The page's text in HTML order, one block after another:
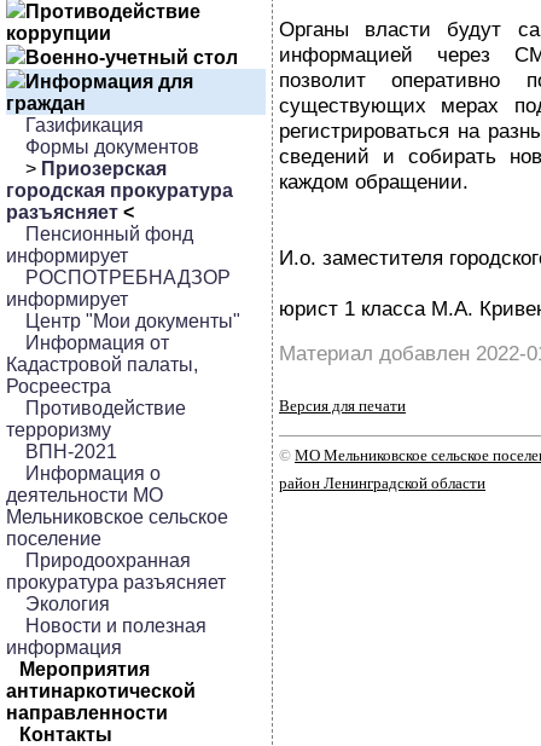
Противодействие
коррупции
Военно-учетный стол
Информация для
граждан
Газификация
Формы документов
> Приозерская
городская прокуратура
разъясняет <
Пенсионный фонд
информирует
РОСПОТРЕБНАДЗОР
информирует
Центр "Мои документы"
Информация от
Кадастровой палаты,
Росреестра
Противодействие
терроризму
ВПН-2021
Информация о
деятельности МО
Мельниковское сельское
поселение
Природоохранная
прокуратура разъясняет
Экология
Новости и полезная
информация
Мероприятия
антинаркотической
направленности
Контакты
Органы власти будут
информацией через
позволит оперативно
существующих мерах
регистрироваться на
сведений и собирать
каждом обращении.
И.о. заместителя
юрист 1 класса М.А.
Материал добавлен 2022-
Версия для печати
© МО Мельниковское сельское
район Ленинградской области